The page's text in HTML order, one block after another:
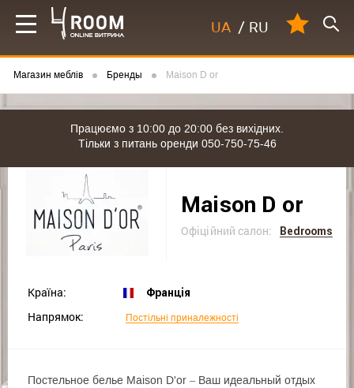
UA / RU
Магазин меблів Бренды Maison D or
Працюємо з 10:00 до 20:00 без вихідних.
Тільки з питань оренди 050-750-75-46
Maison D or
Офіційний салон: Bedrooms
Країна: Франція
Напрямок: Постільні приналежності
Постельное белье Maison D'or – Ваш идеальный отдых